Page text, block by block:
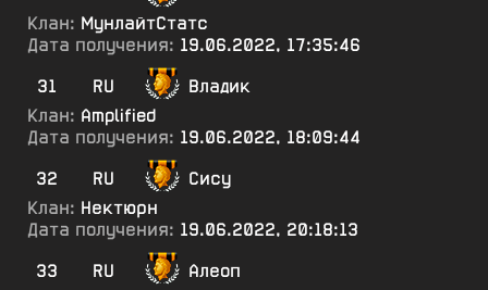
Клан: МунлайтСтатс
Дата получения: 19.06.2022, 17:35:46
31
RU
Владик
Клан: Amplified
Дата получения: 19.06.2022, 18:09:44
32
RU
Сису
Клан: Нектюрн
Дата получения: 19.06.2022, 20:18:13
33
RU
Алеоп